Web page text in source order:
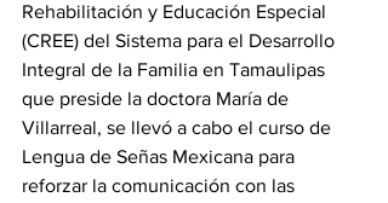
Rehabilitación y Educación Especial
(CREE) del Sistema para el Desarrollo
Integral de la Familia en Tamaulipas
que preside la doctora María de
Villarreal, se llevó a cabo el curso de
Lengua de Señas Mexicana para
reforzar la comunicación con las